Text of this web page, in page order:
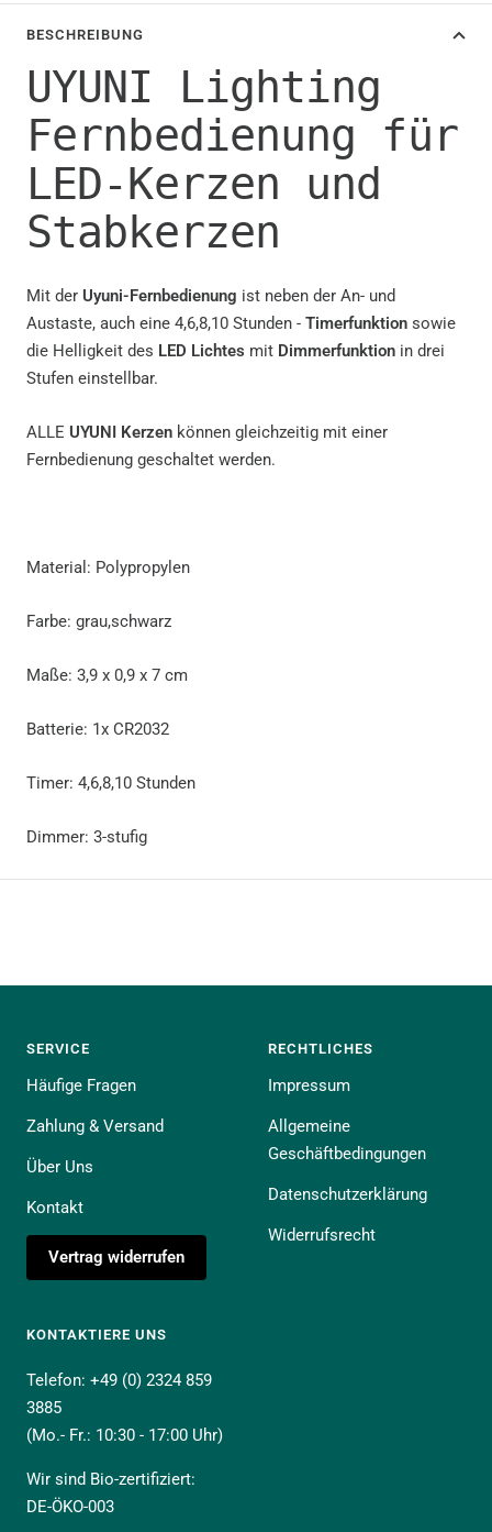
BESCHREIBUNG
UYUNI Lighting
Fernbedienung für
LED-Kerzen und
Stabkerzen
Mit der Uyuni-Fernbedienung ist neben der An- und
Austaste, auch eine 4,6,8,10 Stunden - Timerfunktion sowie
die Helligkeit des LED Lichtes mit Dimmerfunktion in drei
Stufen einstellbar.
ALLE UYUNI Kerzen können gleichzeitig mit einer
Fernbedienung geschaltet werden.
Material: Polypropylen
Farbe: grau,schwarz
Maße: 3,9 x 0,9 x 7 cm
Batterie: 1x CR2032
Timer: 4,6,8,10 Stunden
Dimmer: 3-stufig
SERVICE
Häufige Fragen
Zahlung & Versand
Über Uns
Kontakt
Vertrag widerrufen
RECHTLICHES
Impressum
Allgemeine
Geschäftbedingungen
Datenschutzerklärung
Widerrufsrecht
KONTAKTIERE UNS
Telefon: +49 (0) 2324 859
3885
(Mo.- Fr.: 10:30 - 17:00 Uhr)
Wir sind Bio-zertifiziert:
DE-ÖKO-003